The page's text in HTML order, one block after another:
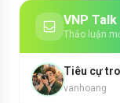
VNP Talk
Thảo luận
Tiêu cự
vanhoang